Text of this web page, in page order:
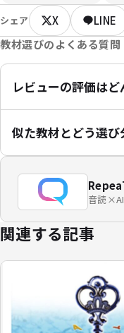
シェア X LINE
教材選びのよくある質問
レビューの評価は
似た教材とどう選び
音読
関連する記事